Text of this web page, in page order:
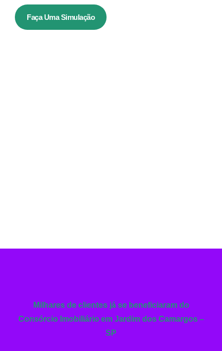
Faça Uma Simulação
Milhares de clientes já se beneficiaram do
Consórcio Imobiliário em Jardim dos Camargos –
SP